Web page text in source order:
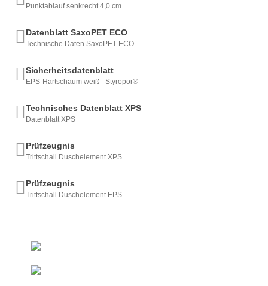
Punktablauf senkrecht 4,0 cm
Datenblatt SaxoPET ECO
Technische Daten SaxoPET ECO
Sicherheitsdatenblatt
EPS-Hartschaum weiß - Styropor®
Technisches Datenblatt XPS
Datenblatt XPS
Prüfzeugnis
Trittschall Duschelement XPS
Prüfzeugnis
Trittschall Duschelement EPS